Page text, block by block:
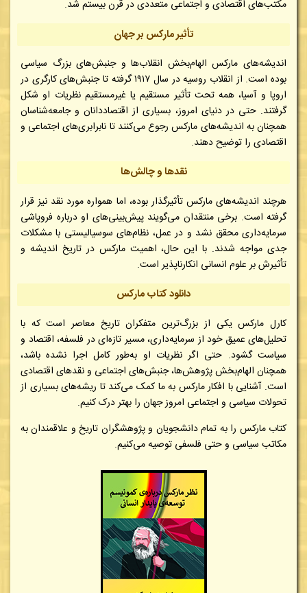
مکتب‌های اقتصادی و اجتماعی متعددی در قرن بیستم شد.
تأثیر مارکس بر جهان
اندیشه‌های مارکس الهام‌بخش انقلاب‌ها و جنبش‌های بزرگ سیاسی
بوده است. از انقلاب روسیه در سال ۱۹۱۷ گرفته تا جنبش‌های کارگری در
اروپا و آسیا، همه تحت تأثیر مستقیم یا غیرمستقیم نظریات او شکل
گرفتند. حتی در دنیای امروز، بسیاری از اقتصاددانان و جامعه‌شناسان
همچنان به اندیشه‌های مارکس رجوع می‌کنند تا نابرابری‌های اجتماعی و
اقتصادی را توضیح دهند.
نقدها و چالش‌ها
هرچند اندیشه‌های مارکس تأثیرگذار بوده، اما همواره مورد نقد نیز قرار
گرفته است. برخی منتقدان می‌گویند پیش‌بینی‌های او درباره فروپاشی
سرمایه‌داری محقق نشد و در عمل، نظام‌های سوسیالیستی با مشکلات
جدی مواجه شدند. با این حال، اهمیت مارکس در تاریخ اندیشه و
تأثیرش بر علوم انسانی انکارناپذیر است.
دانلود کتاب مارکس
کارل مارکس یکی از بزرگ‌ترین متفکران تاریخ معاصر است که با
تحلیل‌های عمیق خود از سرمایه‌داری، مسیر تازه‌ای در فلسفه، اقتصاد و
سیاست گشود. حتی اگر نظریات او به‌طور کامل اجرا نشده باشد،
همچنان الهام‌بخش پژوهش‌ها، جنبش‌های اجتماعی و نقدهای اقتصادی
است. آشنایی با افکار مارکس به ما کمک می‌کند تا ریشه‌های بسیاری از
تحولات سیاسی و اجتماعی امروز جهان را بهتر درک کنیم.
کتاب مارکس را به تمام دانشجویان و پژوهشگران تاریخ و علاقمندان به
مکاتب سیاسی و حتی فلسفی توصیه می‌کنیم.